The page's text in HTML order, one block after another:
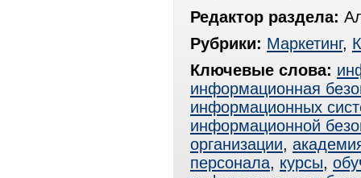
Редактор раздела:
Рубрики: Маркетинг,
Ключевые слова:
информационная
информационных
информационной
организации,
персонала, курсы,